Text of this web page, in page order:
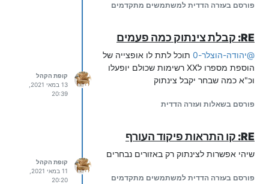
פורסם בעזרה הדדית למשתמשים מתקדמים
RE: קבלת צינתוק כמה פעמים
@יהודה-הוצלר-0
תוכל לתת לו אופצייה של
הוספת מספרו לXX רשימות שכולם יופעלו
וכ"א כמה שבחר יקבל צינתוק
פורסם בשאלות ועזרה הדדית
קופת הקהל
20:39
RE: קו התראות פיקוד העורף
שיהי אפשרות לצינתוק רק באזורים נבחרים
פורסם בעזרה הדדית למשתמשים מתקדמים
קופת הקהל
20:20